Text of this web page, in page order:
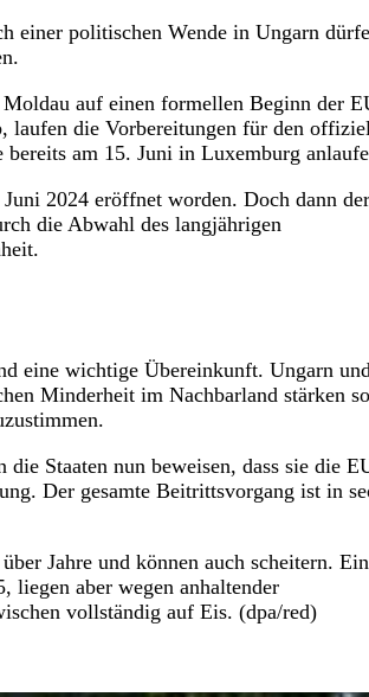
einer politischen Wende in Ungarn
auf einen formellen Beginn der
laufen die Vorbereitungen für den
bereits am 15. Juni in Luxemburg
2024 eröffnet worden. Doch dann der
die Abwahl des langjährigen
eine wichtige Übereinkunft. Ungarn
Minderheit im Nachbarland stärken
Staaten nun beweisen, dass sie die
Der gesamte Beitrittsvorgang ist in
Jahre und können auch scheitern. Ein
liegen aber wegen anhaltender
vollständig auf Eis. (dpa/red)